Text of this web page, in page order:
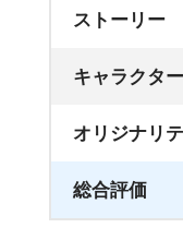
ストーリー
キャラクター
オリジナリ
総合評価